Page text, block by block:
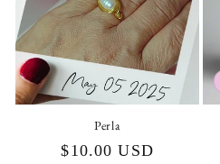
Perla
Precio
$10.00 USD